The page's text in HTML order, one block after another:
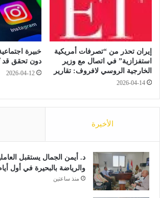
و
ن
ف
ي
ش
ا
ط
إيران تحذر من “تصرفات أمريكية
استفزازية” في اتصال مع وزير
الخارجية الروسي لافروف: تقارير
2026-04-14
خبيرة
دون تحقق قد
2026-04-12
الأخيرة
د. أيمن الجمال يستقبل
والرياضة بالبحيرة في أول
منذ ساعتين